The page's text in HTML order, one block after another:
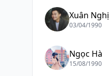
Xuân Nghị
03/04/1990
Ngọc Hà
15/08/1990